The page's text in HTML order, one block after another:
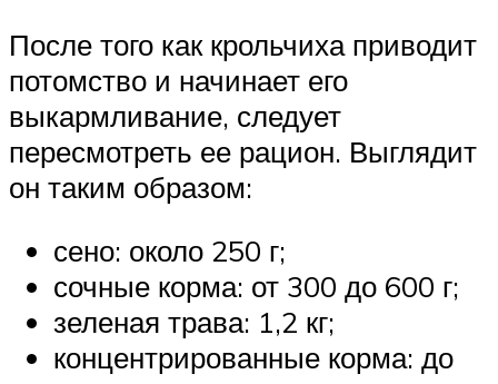
После того как крольчиха приводит
потомство и начинает его
выкармливание, следует
пересмотреть ее рацион. Выглядит
он таким образом:
сено: около 250 г;
сочные корма: от 300 до 600 г;
зеленая трава: 1,2 кг;
концентрированные корма: до